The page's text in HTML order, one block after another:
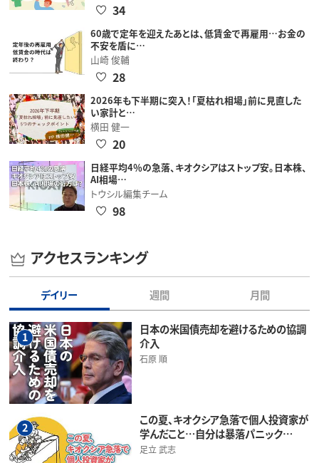
34
60歳で定年を迎えたあとは、低賃金で再雇用…お金の
不安を盾に…
山崎 俊輔
28
2026年も下半期に突入！「夏枯れ相場」前に見直した
い家計と…
横田 健一
20
日経平均4％の急落、キオクシアはストップ安。日本株、
AI相場…
トウシル編集チーム
98
アクセスランキング
デイリー 週間 月間
1
日本の米国債売却を避けるための協調
介入
石原 順
2
この夏、キオクシア急落で個人投資家が
学んだこと…自分は暴落パニック…
足立 武志